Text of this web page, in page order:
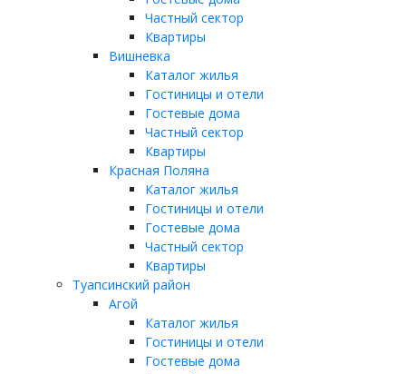
Частный сектор
Квартиры
Вишневка
Каталог жилья
Гостиницы и отели
Гостевые дома
Частный сектор
Квартиры
Красная Поляна
Каталог жилья
Гостиницы и отели
Гостевые дома
Частный сектор
Квартиры
Туапсинский район
Агой
Каталог жилья
Гостиницы и отели
Гостевые дома